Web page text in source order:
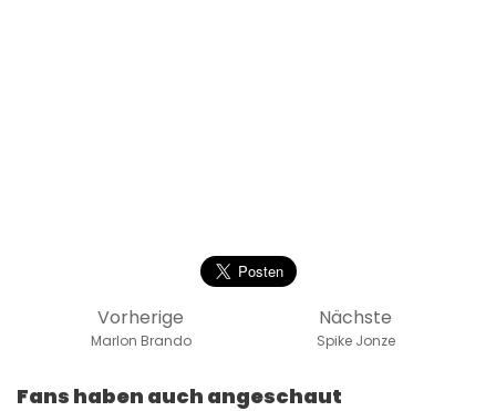
Nächste
Spike Jonze
Vorherige
Marlon Brando
Fans haben auch angeschaut